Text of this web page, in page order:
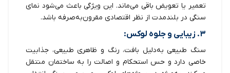
تعمیر یا تعویض باقی می‌ماند. این ویژگی باعث می‌شود نمای
سنگی در بلندمدت از نظر اقتصادی مقرون‌به‌صرفه باشد.
۳. زیبایی و جلوه لوکس:
سنگ طبیعی به‌دلیل بافت، رنگ و ظاهری طبیعی، جذابیت
خاصی دارد و حس استحکام و اصالت را به ساختمان منتقل